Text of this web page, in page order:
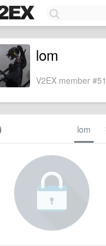
lom
V2EX member
lom